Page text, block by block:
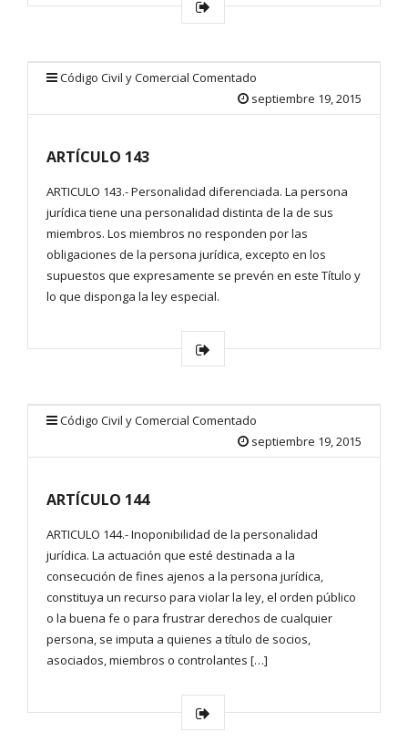
Código Civil y Comercial Comentado
septiembre 19, 2015
ARTÍCULO 143
ARTICULO 143.- Personalidad diferenciada. La persona
jurídica tiene una personalidad distinta de la de sus
miembros. Los miembros no responden por las
obligaciones de la persona jurídica, excepto en los
supuestos que expresamente se prevén en este Título y
lo que disponga la ley especial.
Código Civil y Comercial Comentado
septiembre 19, 2015
ARTÍCULO 144
ARTICULO 144.- Inoponibilidad de la personalidad
jurídica. La actuación que esté destinada a la
consecución de fines ajenos a la persona jurídica,
constituya un recurso para violar la ley, el orden público
o la buena fe o para frustrar derechos de cualquier
persona, se imputa a quienes a título de socios,
asociados, miembros o controlantes […]